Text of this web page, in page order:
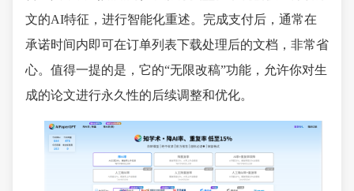
文的AI特征，进行智能化重述。完成支付后，通常在
承诺时间内即可在订单列表下载处理后的文档，非常省
心。值得一提的是，它的“无限改稿”功能，允许你对生
成的论文进行永久性的后续调整和优化。